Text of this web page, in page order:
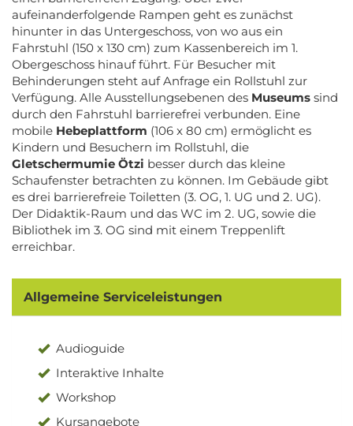
aufeinanderfolgende Rampen geht es zunächst
hinunter in das Untergeschoss, von wo aus ein
Fahrstuhl (150 x 130 cm) zum Kassenbereich im 1.
Obergeschoss hinauf führt. Für Besucher mit
Behinderungen steht auf Anfrage ein Rollstuhl zur
Verfügung. Alle Ausstellungsebenen des Museums sind
durch den Fahrstuhl barrierefrei verbunden. Eine
mobile Hebeplattform (106 x 80 cm) ermöglicht es
Kindern und Besuchern im Rollstuhl, die
Gletschermumie Ötzi besser durch das kleine
Schaufenster betrachten zu können. Im Gebäude gibt
es drei barrierefreie Toiletten (3. OG, 1. UG und 2. UG).
Der Didaktik-Raum und das WC im 2. UG, sowie die
Bibliothek im 3. OG sind mit einem Treppenlift
erreichbar.
Allgemeine Serviceleistungen
Audioguide
Interaktive Inhalte
Workshop
Kursangebote